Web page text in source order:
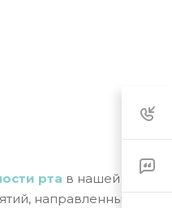
рта в нашей
направленных